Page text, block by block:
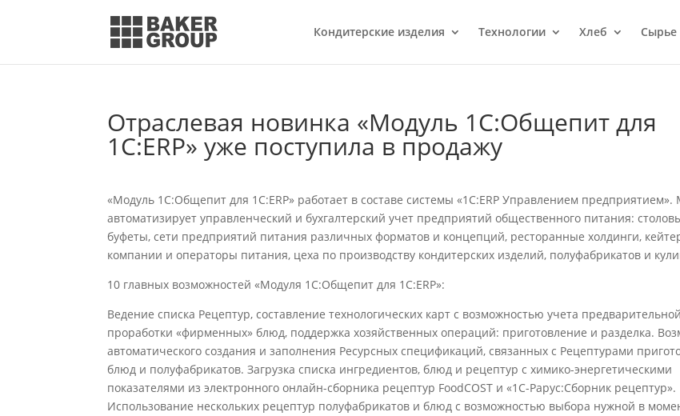
Кондитерcкие изделия Технологии Хлеб Сырье
Отраслевая новинка «Модуль 1С:Общепит для
1С:ERP» уже поступила в продажу
«Модуль 1С:Общепит для 1С:ERP» работает в составе системы «1С:ERP Управлением предприятием».
автоматизирует управленческий и бухгалтерский учет предприятий общественного питания:
буфеты, сети предприятий питания различных форматов и концепций, ресторанные холдинги,
компании и операторы питания, цеха по производству кондитерских изделий, полуфабрикатов и
10 главных возможностей «Модуля 1С:Общепит для 1С:ERP»:
Ведение списка Рецептур, составление технологических карт с возможностью учета предварительной
проработки «фирменных» блюд, поддержка хозяйственных операций: приготовление и разделка.
автоматического создания и заполнения Ресурсных спецификаций, связанных с Рецептурами
блюд и полуфабрикатов. Загрузка списка ингредиентов, блюд и рецептур с химико-энергетическими
показателями из электронного онлайн-сборника рецептур FoodCOST и «1С-Рарус:Сборник рецептур».
Использование нескольких рецептур полуфабрикатов и блюд с возможностью выбора нужной в